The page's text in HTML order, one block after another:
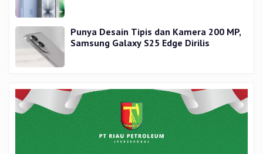
Punya Desain Tipis dan Kamera 200 MP,
Samsung Galaxy S25 Edge Dirilis